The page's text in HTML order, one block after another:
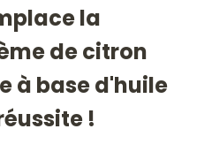
la
de citron
à base d'huile
!